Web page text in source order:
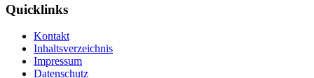
Quicklinks
Kontakt
Inhaltsverzeichnis
Impressum
Datenschutz